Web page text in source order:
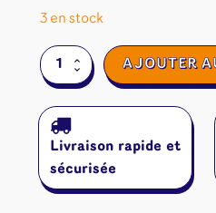
3 en stock
quantité
de
Totten
AJOUTER
Livraison rapide et
sécurisée